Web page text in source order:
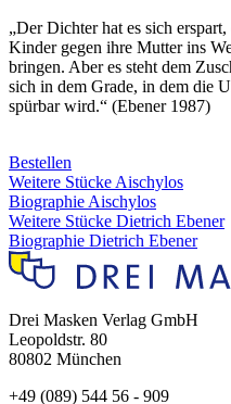
„Der Dichter hat es sich
Kinder gegen ihre Mutter ins
bringen. Aber es steht dem
sich in dem Grade, in dem die
spürbar wird.“ (Ebener 1987)
Bestellen
Weitere Stücke Aischylos
Biographie Aischylos
Weitere Stücke Dietrich Ebener
Biographie Dietrich Ebener
Drei Masken Verlag GmbH
Leopoldstr. 80
80802 München
+49 (089) 544 56 - 909